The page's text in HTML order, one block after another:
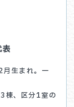
生まれ。一
棟、区分1室の